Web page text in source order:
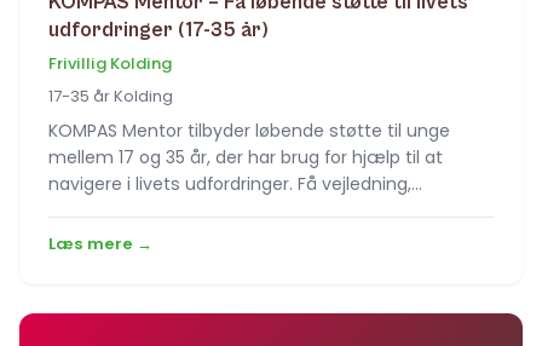
udfordringer (17-35 år)
Frivillig Kolding
17-35 år Kolding
KOMPAS Mentor tilbyder løbende støtte til unge
mellem 17 og 35 år, der har brug for hjælp til at
navigere i livets udfordringer. Få vejledning,…
Læs mere →